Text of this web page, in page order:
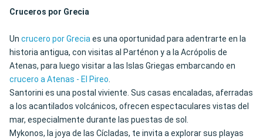
Cruceros por Grecia
Un crucero por Greciaes una oportunidad para adentrarte en la
historia antigua, con visitas al Parténon y a la Acrópolis de
Atenas, para luego visitar a las Islas Griegas embarcando en
crucero a Atenas - El Pireo.
Santorini es una postal viviente. Sus casas encaladas, aferradas
a los acantilados volcánicos, ofrecen espectaculares vistas del
mar, especialmente durante las puestas de sol.
Mykonos, la joya de las Cícladas, te invita a explorar sus playas